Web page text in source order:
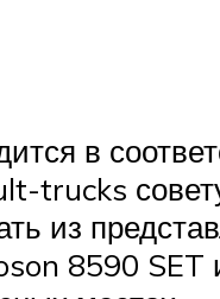
в
trucks
из
8590